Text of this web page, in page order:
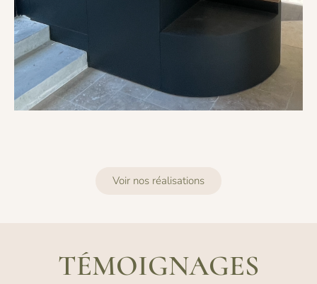
Voir nos réalisations
TÉMOIGNAGES